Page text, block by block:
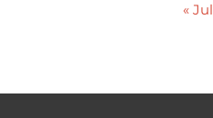
« Jul